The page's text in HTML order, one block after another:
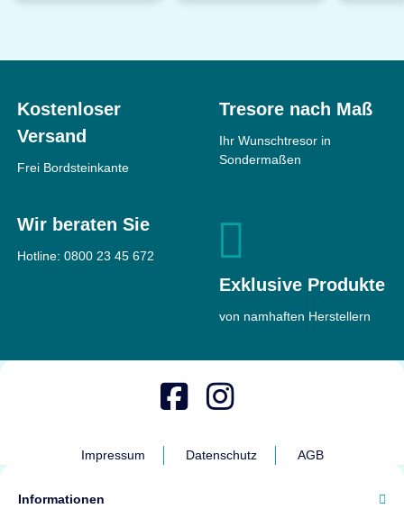
Kostenloser
Versand
Frei Bordsteinkante
Tresore nach Maß
Ihr Wunschtresor in
Sondermaßen
Wir beraten Sie
Hotline: 0800 23 45 672
Exklusive Produkte
von namhaften Herstellern
Impressum Datenschutz AGB
Informationen